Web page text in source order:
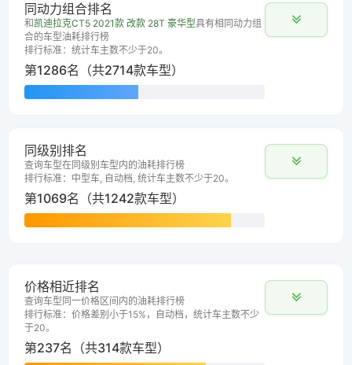
同动力组合排名
和 凯迪拉克CT5 2021款 改款 28T 豪华型具有相同动力组
合的车型油耗排行榜
排行标准：统计车主数不少于20。
第1286名（共2714款车型）
同级别排名
查询车型在同级别车型内的油耗排行榜
排行标准：中型车, 自动档, 统计车主数不少于20。
第1069名（共1242款车型）
价格相近排名
查询车型同一价格区间内的油耗排行榜
排行标准：价格差别小于15%，自动档，统计车主数不少
于20。
第237名（共314款车型）